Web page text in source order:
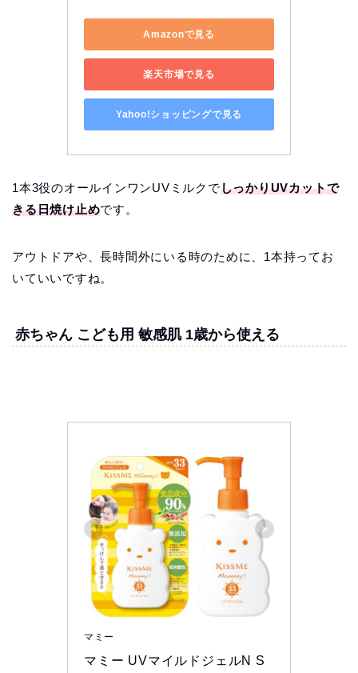
Amazonで見る
楽天市場で見る
Yahoo!ショッピングで見る
1本3役のオールインワンUVミルクでしっかりUVカットで
きる日焼け止めです。
アウトドアや、長時間外にいる時のために、1本持ってお
いていいですね。
赤ちゃん こども用 敏感肌 1歳から使える
マミー
マミー UVマイルドジェルN S